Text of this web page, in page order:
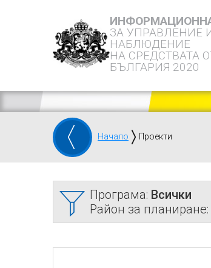
ЗА УПРАВЛЕНИЕ
НАБЛЮДЕНИЕ
НА СРЕДСТВАТА
БЪЛГАРИЯ 2020
Начало Проекти
Програма: Всички
Район за планиране: